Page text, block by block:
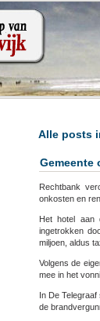
Alle posts
Gemeente
Rechtbank
onkosten en
Het hotel aan
ingetrokken
miljoen, aldus
Volgens de
mee in het
In De
de